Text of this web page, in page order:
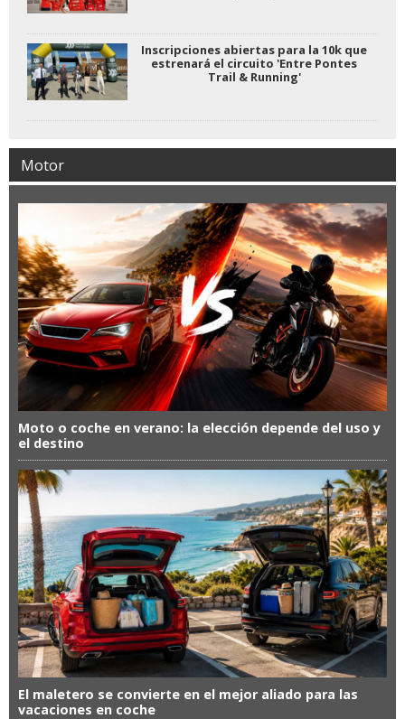
Inscripciones abiertas para la 10k que
estrenará el circuito 'Entre Pontes
Trail & Running'
Motor
Moto o coche en verano: la elección depende del uso y
el destino
El maletero se convierte en el mejor aliado para las
vacaciones en coche